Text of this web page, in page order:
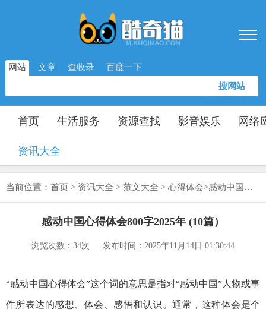
网站 文章 查收录 百度一下
搜网站
首页 生活服务 资源查找 影音娱乐 网络
资讯大全
当前位置： 首页 > 资讯大全 > 范文大全 > 心得体会>感动中国心得体会800字2025年 (10篇）
感动中国心得体会800字2025年 (10篇）
浏览次数：34次 发布时间：2025年11月14日 01:30:44
“感动中国心得体会”这个词的意思是指对“感动中国”人物或事
件所表达的感想、体会、感悟和认识。通常，这种体会是个